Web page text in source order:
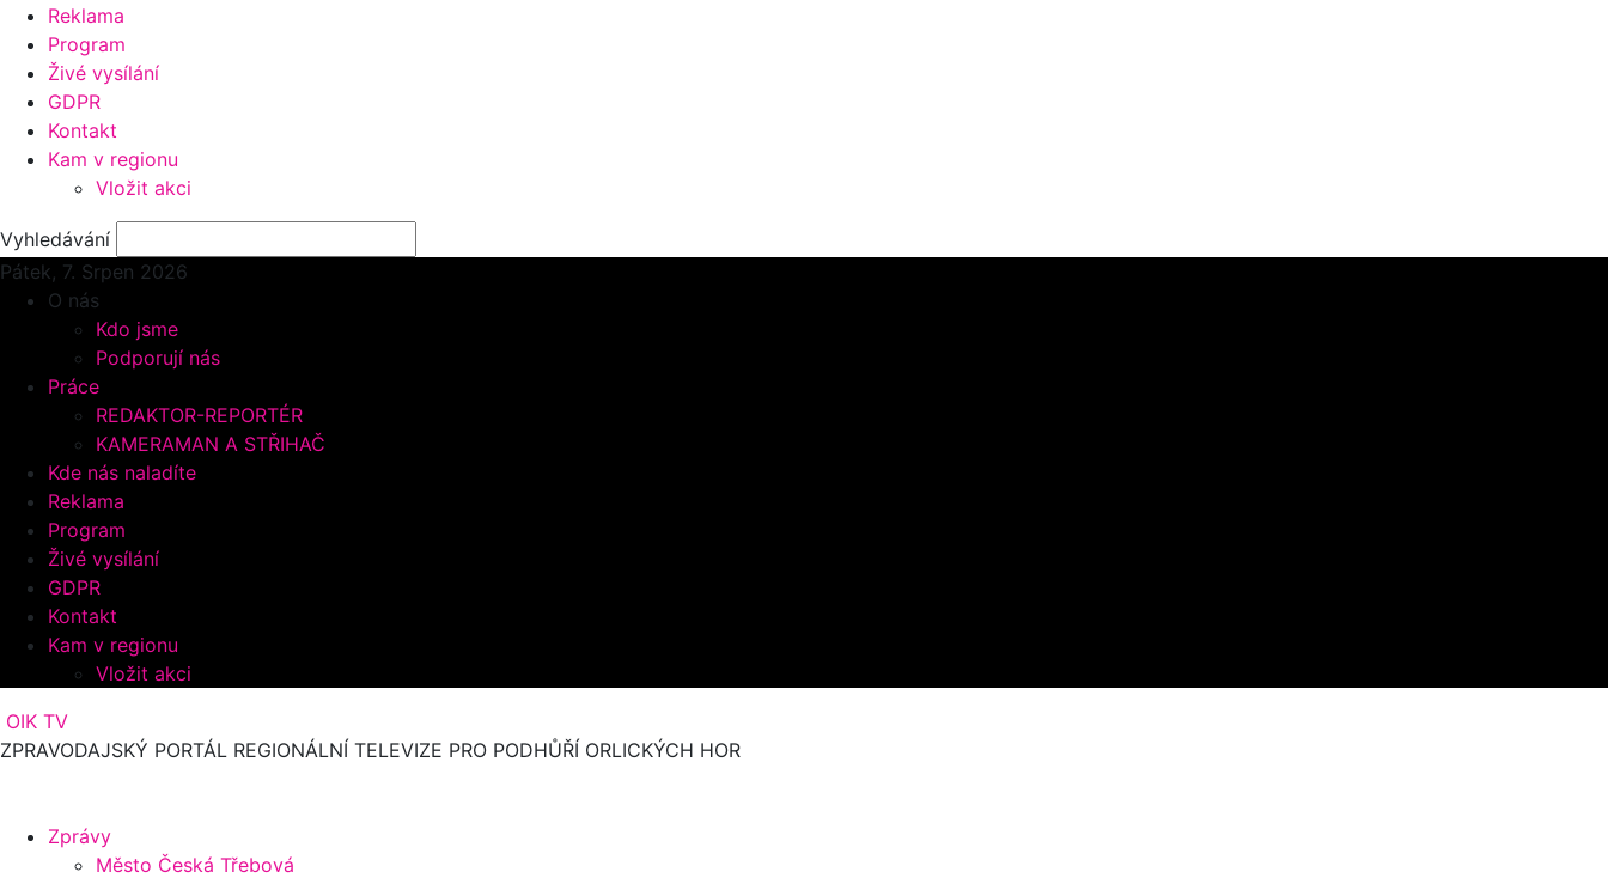
Reklama
Program
Živé vysílání
GDPR
Kontakt
Kam v regionu
Vložit akci
Vyhledávání
Pátek, 7. Srpen 2026
O nás
Kdo jsme
Podporují nás
Práce
REDAKTOR-REPORTÉR
KAMERAMAN A STŘIHAČ
Kde nás naladíte
Reklama
Program
Živé vysílání
GDPR
Kontakt
Kam v regionu
Vložit akci
OIK TV
ZPRAVODAJSKÝ PORTÁL REGIONÁLNÍ TELEVIZE PRO PODHŮŘÍ ORLICKÝCH HOR
Zprávy
Město Česká Třebová